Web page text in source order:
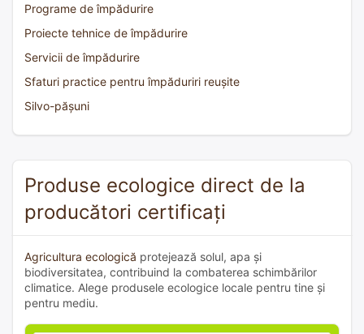
Programe de împădurire
Proiecte tehnice de împădurire
Servicii de împădurire
Sfaturi practice pentru împăduriri reușite
Silvo-pășuni
Produse ecologice direct de la
producători certificați
Agricultura ecologică protejează solul, apa și
biodiversitatea, contribuind la combaterea schimbărilor
climatice. Alege produsele ecologice locale pentru tine și
pentru mediu.